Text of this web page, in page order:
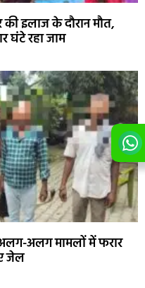
इलाज के दौरान मौत,
घंटे रहा जाम
अलग-अलग मामलों में फरार
जेल